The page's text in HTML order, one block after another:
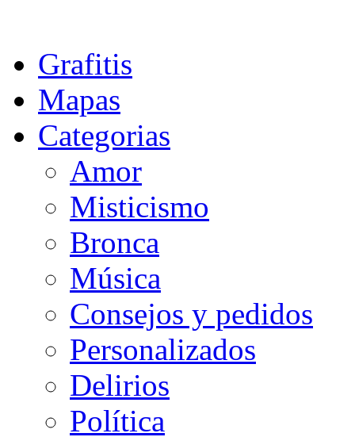
Grafitis
Mapas
Categorias
Amor
Misticismo
Bronca
Música
Consejos y pedidos
Personalizados
Delirios
Política